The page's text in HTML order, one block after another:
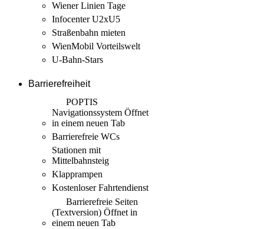
Wiener Linien Tage
Infocenter U2xU5
Straßenbahn mieten
WienMobil Vorteilswelt
U-Bahn-Stars
Barrierefreiheit
POPTIS
Navigationssystem Öffnet
in einem neuen Tab
Barrierefreie WCs
Stationen mit
Mittelbahnsteig
Klapprampen
Kostenloser Fahrtendienst
Barrierefreie Seiten
(Textversion) Öffnet in
einem neuen Tab